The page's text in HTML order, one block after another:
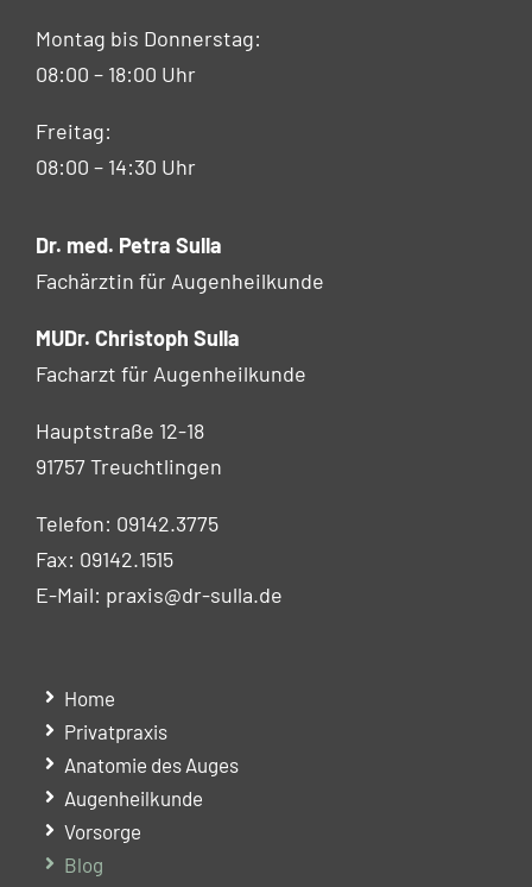
Montag bis Donnerstag:
08:00 – 18:00 Uhr
Freitag:
08:00 – 14:30 Uhr
Dr. med. Petra Sulla
Fachärztin für Augenheilkunde
MUDr. Christoph Sulla
Facharzt für Augenheilkunde
Hauptstraße 12-18
91757 Treuchtlingen
Telefon: 09142.3775
Fax: 09142.1515
E-Mail: praxis@dr-sulla.de
Home
Privatpraxis
Anatomie des Auges
Augenheilkunde
Vorsorge
Blog